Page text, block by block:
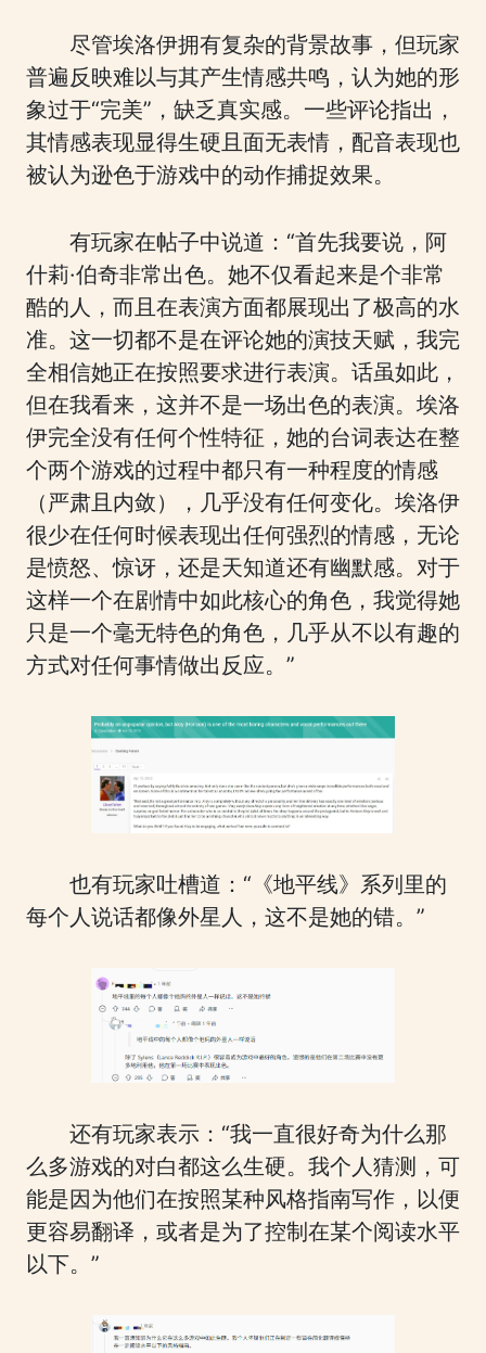
尽管埃洛伊拥有复杂的背景故事，但玩家
普遍反映难以与其产生情感共鸣，认为她的形
象过于“完美”，缺乏真实感。一些评论指出，
其情感表现显得生硬且面无表情，配音表现也
被认为逊色于游戏中的动作捕捉效果。
有玩家在帖子中说道：“首先我要说，阿
什莉·伯奇非常出色。她不仅看起来是个非常
酷的人，而且在表演方面都展现出了极高的水
准。这一切都不是在评论她的演技天赋，我完
全相信她正在按照要求进行表演。话虽如此，
但在我看来，这并不是一场出色的表演。埃洛
伊完全没有任何个性特征，她的台词表达在整
个两个游戏的过程中都只有一种程度的情感
（严肃且内敛），几乎没有任何变化。埃洛伊
很少在任何时候表现出任何强烈的情感，无论
是愤怒、惊讶，还是天知道还有幽默感。对于
这样一个在剧情中如此核心的角色，我觉得她
只是一个毫无特色的角色，几乎从不以有趣的
方式对任何事情做出反应。”
也有玩家吐槽道：“《地平线》系列里的
每个人说话都像外星人，这不是她的错。”
还有玩家表示：“我一直很好奇为什么那
么多游戏的对白都这么生硬。我个人猜测，可
能是因为他们在按照某种风格指南写作，以便
更容易翻译，或者是为了控制在某个阅读水平
以下。”